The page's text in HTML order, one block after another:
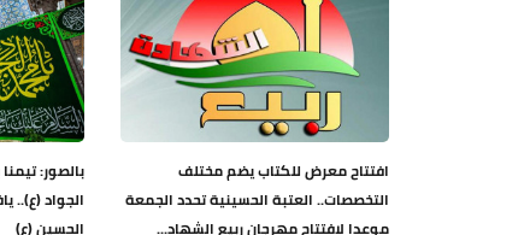
افتتاح معرض للكتاب يضم مختلف
التخصصات.. العتبة الحسينية تحدد الجمعة
موعدا لافتتاح مهرجان ربيع الشهاد...
بالصور:
الجواد (ع)..
الحسين (ع)